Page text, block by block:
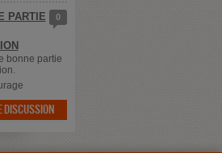
0
PARTIE
bonne partie
DISCUSSION